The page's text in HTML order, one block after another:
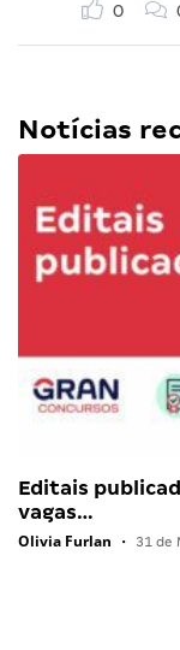
0
Notícias
Editais
vagas…
Olivia Furlan • 31 de